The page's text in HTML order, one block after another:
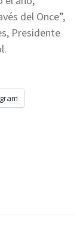
del Once”,
Presidente